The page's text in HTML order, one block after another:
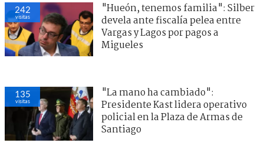
242
visitas
"Hueón, tenemos familia": Silber
devela ante fiscalía pelea entre
Vargas y Lagos por pagos a
Migueles
135
visitas
"La mano ha cambiado":
Presidente Kast lidera operativo
policial en la Plaza de Armas de
Santiago